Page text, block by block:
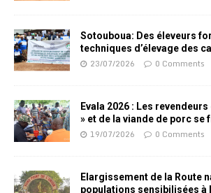
Sotouboua: Des éleveurs
techniques d’élevage des
23/07/2026 0 Comments
Evala 2026 : Les
» et de la viande de porc se
19/07/2026 0 Comments
Elargissement de la Route
populations sensibilisées à